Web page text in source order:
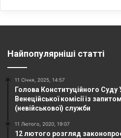
Найпопулярніші статті
11 Січня, 2025, 14:57
Голова Конституційного Суду
Венеційської комісії із
(невійськової) служби
11 Лютого, 2020, 19:07
12 лютого розгляд